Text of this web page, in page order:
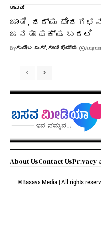
ಚಾವಡಿ
ಜಾತಿ, ಧರ್ಮ
ಜನತಾ ಪಕ್ಷ ಬರಲಿ
Byಸುನೀಲ ಎಸ್. ಸಾಣಿಕೊಪ್ಪ
About UsContact UsPrivacy
©Basava Media | All rights